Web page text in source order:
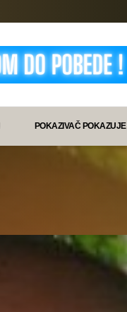
POKAZIVAČ POKAZUJE